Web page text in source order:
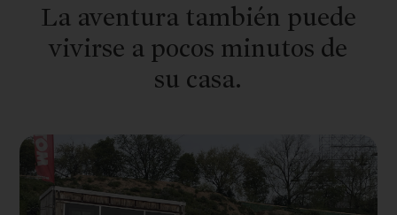
La aventura también puede
vivirse a pocos minutos de
su casa.